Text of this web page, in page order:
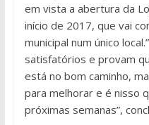
em vista a abertura da
início de 2017, que vai
municipal num único
satisfatórios e provam
está no bom caminho,
para melhorar e é nisso
próximas semanas”,